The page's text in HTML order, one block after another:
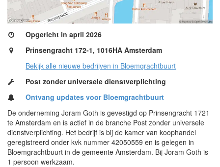
Opgericht in april 2026
Prinsengracht 172-1, 1016HA Amsterdam
Bekijk alle nieuwe bedrijven in Bloemgrachtbuurt
Post zonder universele dienstverplichting
Ontvang updates voor Bloemgrachtbuurt
De onderneming Joram Goth is gevestigd op Prinsengracht 1721
te Amsterdam en is actief in de branche Post zonder universele
dienstverplichting. Het bedrijf is bij de kamer van koophandel
geregistreerd onder kvk nummer 42050559 en is gelegen in
Bloemgrachtbuurt in de gemeente Amsterdam. Bij Joram Goth is
1 persoon werkzaam.